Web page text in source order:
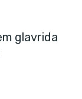
glavrida